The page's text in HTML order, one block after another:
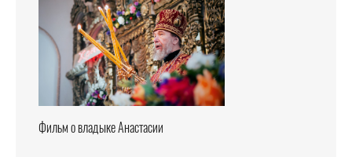
Фильм о владыке Анастасии